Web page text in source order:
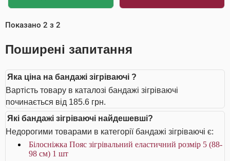
Показано 2 з 2
Поширені запитання
Яка ціна на бандажі зігріваючі ?
Вартість товару в каталозі бандажі зігріваючі
починається від 185.6 грн.
Які бандажі зігріваючі найдешевші?
Недорогими товарами в категорії бандажі зігріваючі є:
Білосніжка Пояс зігрівальний еластичний розмір 5 (88-
98 см) 1 шт